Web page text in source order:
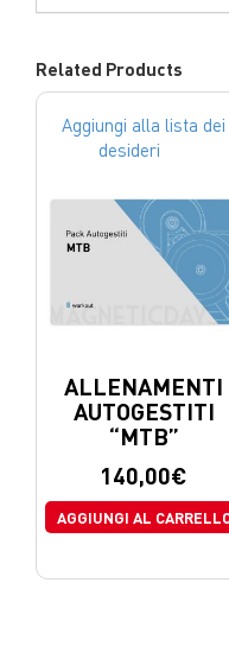
Related Products
Aggiungi alla lista dei
desideri
ALLENAMENTI
AUTOGESTITI
“MTB”
140,00€
AGGIUNGI AL